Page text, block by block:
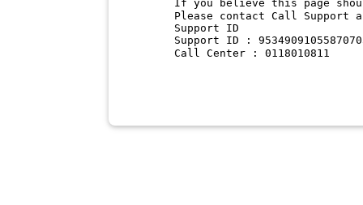
If you believe this page
Please contact Call Support
Support ID
Support ID :
Call Center : 0118010811